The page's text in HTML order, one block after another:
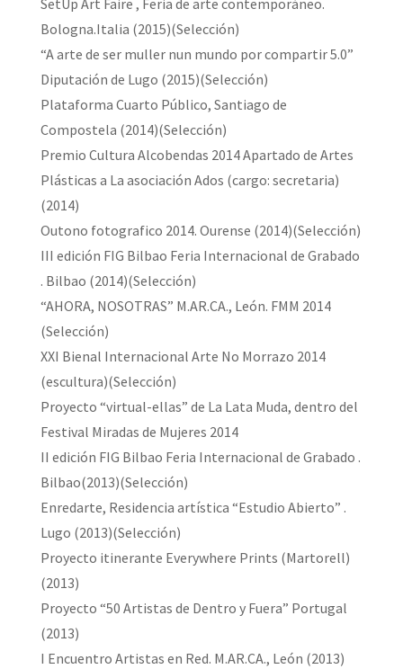
SetUp Art Faire , Feria de arte contemporáneo.
Bologna.Italia (2015)(Selección)
“A arte de ser muller nun mundo por compartir 5.0”
Diputación de Lugo (2015)(Selección)
Plataforma Cuarto Público, Santiago de
Compostela (2014)(Selección)
Premio Cultura Alcobendas 2014 Apartado de Artes
Plásticas a La asociación Ados (cargo: secretaria)
(2014)
Outono fotografico 2014. Ourense (2014)(Selección)
III edición FIG Bilbao Feria Internacional de Grabado
. Bilbao (2014)(Selección)
“AHORA, NOSOTRAS” M.AR.CA., León. FMM 2014
(Selección)
XXI Bienal Internacional Arte No Morrazo 2014
(escultura)(Selección)
Proyecto “virtual-ellas” de La Lata Muda, dentro del
Festival Miradas de Mujeres 2014
II edición FIG Bilbao Feria Internacional de Grabado .
Bilbao(2013)(Selección)
Enredarte, Residencia artística “Estudio Abierto” .
Lugo (2013)(Selección)
Proyecto itinerante Everywhere Prints (Martorell)
(2013)
Proyecto “50 Artistas de Dentro y Fuera” Portugal
(2013)
I Encuentro Artistas en Red. M.AR.CA., León (2013)